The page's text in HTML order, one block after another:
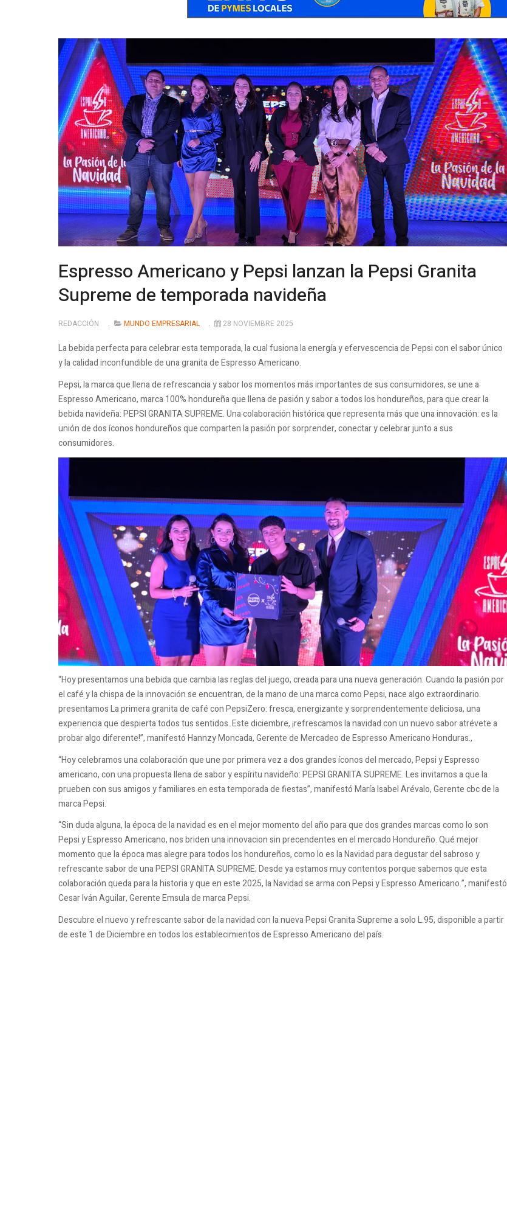
Espresso Americano y Pepsi lanzan la Pepsi Granita
Supreme de temporada navideña
REDACCIÓN MUNDO EMPRESARIAL 28 NOVIEMBRE 2025
La bebida perfecta para celebrar esta temporada, la cual fusiona la energía y efervescencia de Pepsi con el sabor único
y la calidad inconfundible de una granita de Espresso Americano.
Pepsi, la marca que llena de refrescancia y sabor los momentos más importantes de sus consumidores, se une a
Espresso Americano, marca 100% hondureña que llena de pasión y sabor a todos los hondureños, para que crear la
bebida navideña: PEPSI GRANITA SUPREME. Una colaboración histórica que representa más que una innovación: es la
unión de dos íconos hondureños que comparten la pasión por sorprender, conectar y celebrar junto a sus
consumidores.
“Hoy presentamos una bebida que cambia las reglas del juego, creada para una nueva generación. Cuando la pasión por
el café y la chispa de la innovación se encuentran, de la mano de una marca como Pepsi, nace algo extraordinario.
presentamos La primera granita de café con PepsiZero: fresca, energizante y sorprendentemente deliciosa, una
experiencia que despierta todos tus sentidos. Este diciembre, ¡refrescamos la navidad con un nuevo sabor atrévete a
probar algo diferente!”, manifestó Hannzy Moncada, Gerente de Mercadeo de Espresso Americano Honduras.,
“Hoy celebramos una colaboración que une por primera vez a dos grandes íconos del mercado, Pepsi y Espresso
americano, con una propuesta llena de sabor y espíritu navideño: PEPSI GRANITA SUPREME. Les invitamos a que la
prueben con sus amigos y familiares en esta temporada de fiestas”, manifestó María Isabel Arévalo, Gerente cbc de la
marca Pepsi.
“Sin duda alguna, la época de la navidad es en el mejor momento del año para que dos grandes marcas como lo son
Pepsi y Espresso Americano, nos briden una innovacion sin precendentes en el mercado Hondureño. Qué mejor
momento que la época mas alegre para todos los hondureños, como lo es la Navidad para degustar del sabroso y
refrescante sabor de una PEPSI GRANITA SUPREME; Desde ya estamos muy contentos porque sabemos que esta
colaboración queda para la historia y que en este 2025, la Navidad se arma con Pepsi y Espresso Americano.”, manifestó
Cesar Iván Aguilar, Gerente Emsula de marca Pepsi.
Descubre el nuevo y refrescante sabor de la navidad con la nueva Pepsi Granita Supreme a solo L.95, disponible a partir
de este 1 de Diciembre en todos los establecimientos de Espresso Americano del país.